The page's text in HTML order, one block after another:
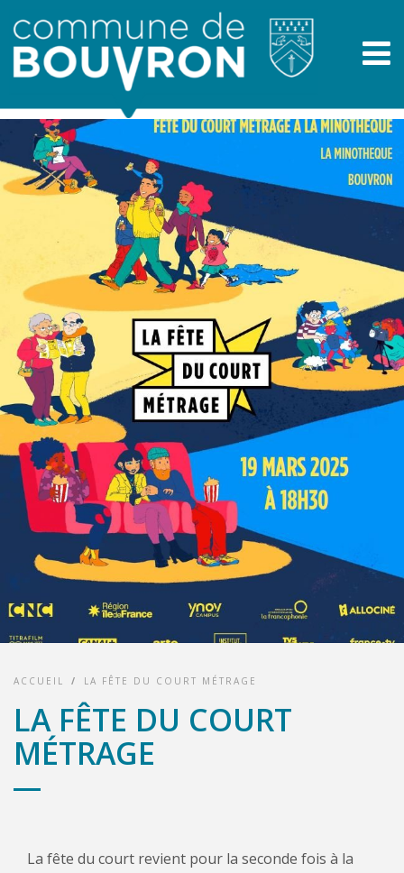
ACCUEIL / LA FÊTE DU COURT MÉTRAGE
LA FÊTE DU COURT
MÉTRAGE
La fête du court revient pour la seconde fois à la